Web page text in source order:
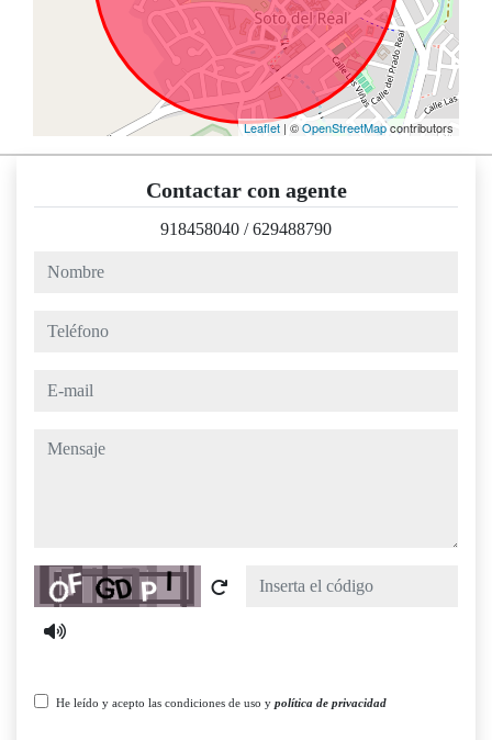
Leaflet | ©OpenStreetMapcontributors
Contactar con agente
918458040 /629488790
nombre
teléfono
e-mail
mensaje
Captcha
He leído y acepto las condiciones de uso y política de privacidad